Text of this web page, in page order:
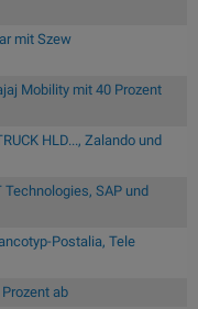
mit Szew
Mobility mit 40 Prozent
HLD..., Zalando und
SAP und
Postalia, Tele
ab